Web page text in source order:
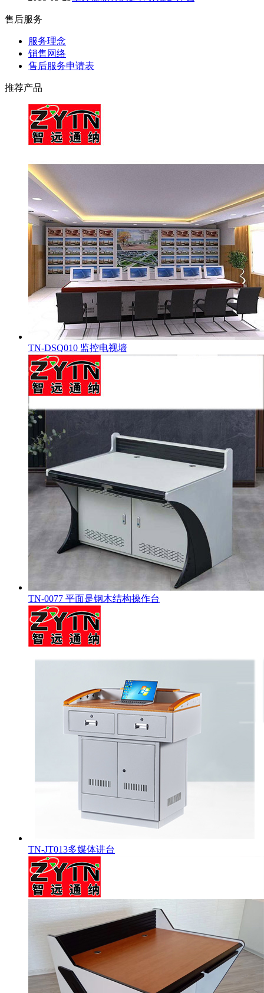
售后服务
服务理念
销售网络
售后服务申请表
推荐产品
TN-DSQ010 监控电视墙
TN-0077 平面是钢木结构操作台
TN-JT013多媒体讲台